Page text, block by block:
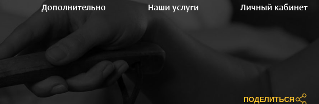
Дополнительно Наши услуги Личный кабинет
ПОДЕЛИТЬСЯ